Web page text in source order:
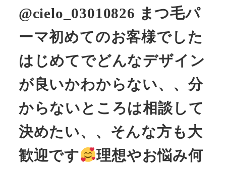
@cielo_03010826 まつ毛パ
ーマ初めてのお客様でした
はじめてでどんなデザイン
が良いかわからない、、分
からないところは相談して
決めたい、、そんな方も大
歓迎です
理想やお悩み何